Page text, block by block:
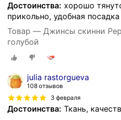
Достоинства: хорошо
прикольно, удобная посадка
Товар — Джинсы скинни
голубой
julia rastorgueva
108 отзывов
3 февраля
Достоинства: Ткань,